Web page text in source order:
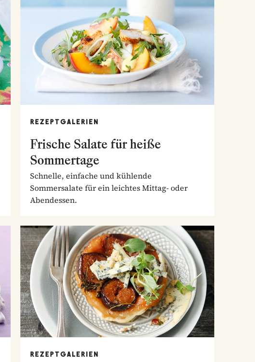
REZEPTGALERIEN
Frische Salate für heiße
Sommertage
Schnelle, einfache und kühlende
Sommersalate für ein leichtes Mittag- oder
Abendessen.
REZEPTGALERIEN